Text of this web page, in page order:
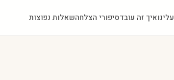
עלינואיך זה עובדסיפורי הצלחהשאלות נפוצות